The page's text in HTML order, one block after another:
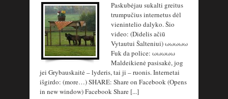
Paskubėjau sukalti greitus
trumpučius internetus dėl
vienintelio dalyko. Šio
video: (Didelis ačiū
Vytautui Šalteniui) ωωωωω
Fuk da police: ωωωωω
Maldeikienė pasisakė, jog
jei Grybauskaitė – lyderis, tai ji – ruonis. Internetai
išgirdo: (more…) SHARE: Share on Facebook (Opens
in new window) Facebook Share [...]